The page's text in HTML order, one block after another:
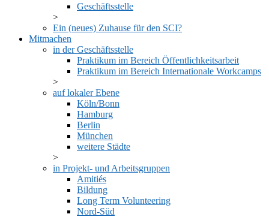
Geschäftsstelle
Ein (neues) Zuhause für den SCI?
Mitmachen
in der Geschäftsstelle
Praktikum im Bereich Öffentlichkeitsarbeit
Praktikum im Bereich Internationale Workcamps
auf lokaler Ebene
Köln/Bonn
Hamburg
Berlin
München
weitere Städte
in Projekt- und Arbeitsgruppen
Amitiés
Bildung
Long Term Volunteering
Nord-Süd